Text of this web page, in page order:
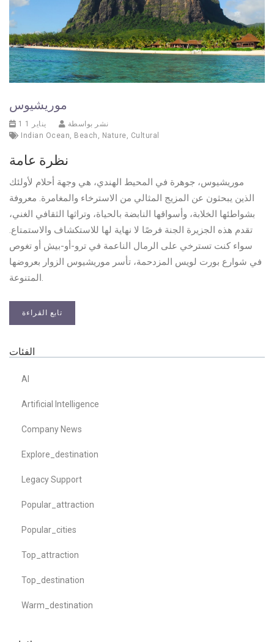
موريشيوس
1 يناير 1
نشر بواسطة
Indian Ocean
Beach Nature Cultural
نظرة عامة
موريشيوس، جوهرة في المحيط الهندي، هي وجهة أحلام لأولئك
الذين يبحثون عن المزيج المثالي من الاسترخاء والمغامرة. معروفة
بشواطئها الخلابة، وأسواقها النابضة بالحياة، وتراثها الثقافي الغني،
تقدم هذه الجزيرة الجنة فرصًا لا نهاية لها للاستكشاف والاستمتاع.
سواء كنت تسترخي على الرمال الناعمة في ترو-أو-بيش أو تغوص
في شوارع بورت لويس المزدحمة، تأسر موريشيوس الزوار بعروضها
تابع القراءة
الفئات
AI
Artificial Intelligence
Company News
Explore_destination
Legacy Support
Popular_attraction
Popular_cities
Top_attraction
Top_destination
Warm_destination